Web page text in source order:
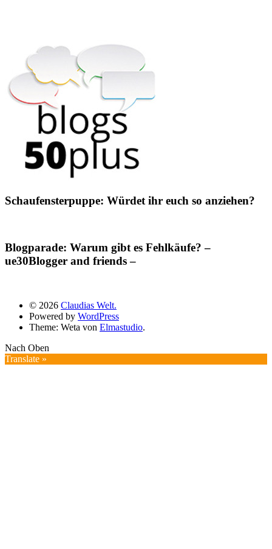
Schaufensterpuppe: Würdet ihr euch so anziehen?
Blogparade: Warum gibt es Fehlkäufe? –
ue30Blogger and friends –
© 2026 Claudias Welt.
Powered by WordPress
Theme: Weta von Elmastudio.
Nach Oben
Translate »